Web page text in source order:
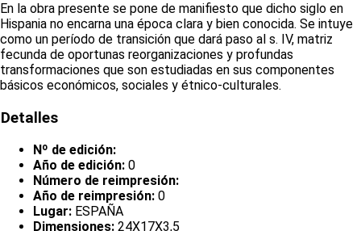
En la obra presente se pone de manifiesto que dicho siglo en
Hispania no encarna una época clara y bien conocida. Se intuye
como un período de transición que dará paso al s. IV, matriz
fecunda de oportunas reorganizaciones y profundas
transformaciones que son estudiadas en sus componentes
básicos económicos, sociales y étnico-culturales.
Detalles
Nº de edición:
Año de edición: 0
Número de reimpresión:
Año de reimpresión: 0
Lugar: ESPAÑA
Dimensiones: 24X17X3,5